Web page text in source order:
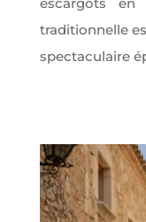
traditionnelle
spectaculaire